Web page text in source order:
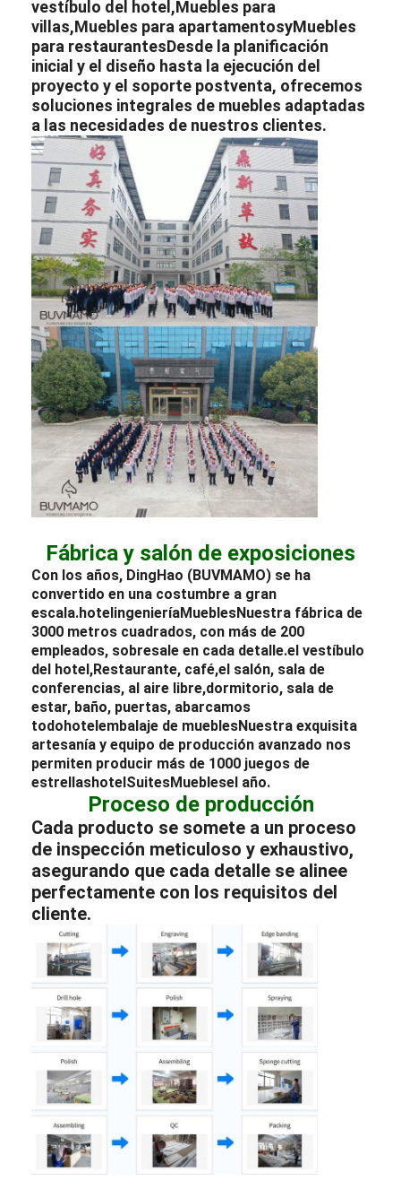
vestíbulo del hotel ,Muebles para
villas,Muebles para apartamentosyMuebles
para restaurantesDesde la planificación
inicial y el diseño hasta la ejecución del
proyecto y el soporte postventa, ofrecemos
soluciones integrales de muebles adaptadas
a las necesidades de nuestros clientes.
Fábrica y salón de exposiciones
Con los años, DingHao (BUVMAMO) se ha
convertido en una costumbre a gran
escala.hotelingenieríaMueblesNuestra fábrica de
3000 metros cuadrados, con más de 200
empleados, sobresale en cada detalle.el vestíbulo
del hotel,Restaurante, café,el salón, sala de
conferencias, al aire libre,dormitorio, sala de
estar, baño, puertas, abarcamos
todohotelembalaje de mueblesNuestra exquisita
artesanía y equipo de producción avanzado nos
permiten producir más de 1000 juegos de
estrellashotelSuitesMueblesel año.
Proceso de producción
Cada producto se somete a un proceso
de inspección meticuloso y exhaustivo,
asegurando que cada detalle se alinee
perfectamente con los requisitos del
cliente.